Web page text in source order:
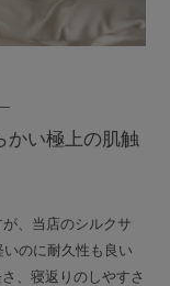
かい極上の肌触
、当店のシルクサ
のに耐久性も良い
、寝返りのしやすさ